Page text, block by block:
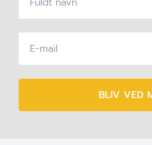
BLIV VED